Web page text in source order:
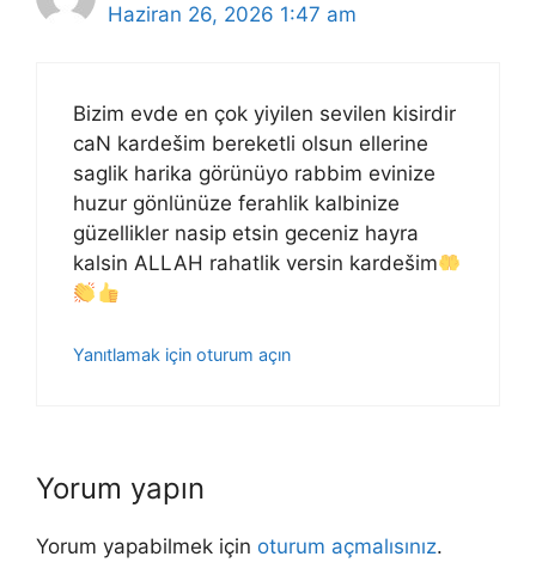
Haziran 26, 2026 1:47 am
Bizim evde en çok yiyilen sevilen kisirdir
caN kardešim bereketli olsun ellerine
saglik harika görünüyo rabbim evinize
huzur gönlünüze ferahlik kalbinize
güzellikler nasip etsin geceniz hayra
kalsin ALLAH rahatlik versin kardešim
Yanıtlamak için oturum açın
Yorum yapın
Yorum yapabilmek için oturum açmalısınız.